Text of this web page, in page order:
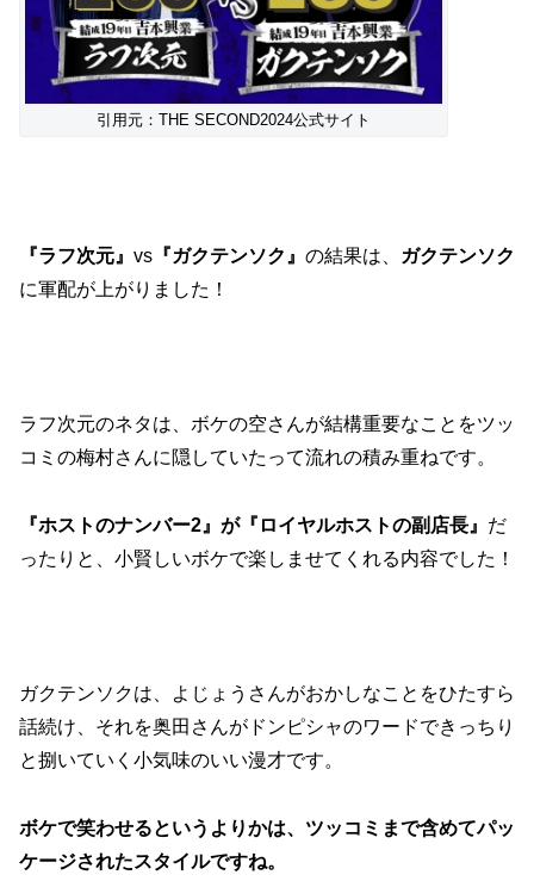
引用元：THE SECOND2024公式サイト
『ラフ次元』 vs 『ガクテンソク』 の結果は、
ガクテンソク
に軍配が上がりました！
ラフ次元のネタは、ボケの空さんが結構重要なことをツッ
コミの梅村さんに隠していたって流れの積み重ねです。
『ホストのナンバー2』が『ロイヤルホストの副店長』 だ
ったりと、小賢しいボケで楽しませてくれる内容でした！
ガクテンソクは、よじょうさんがおかしなことをひたすら
話続け、それを奥田さんがドンピシャのワードできっちり
と捌いていく小気味のいい漫才です。
ボケで笑わせるというよりかは、ツッコミまで含めてパッ
ケージされたスタイルですね。